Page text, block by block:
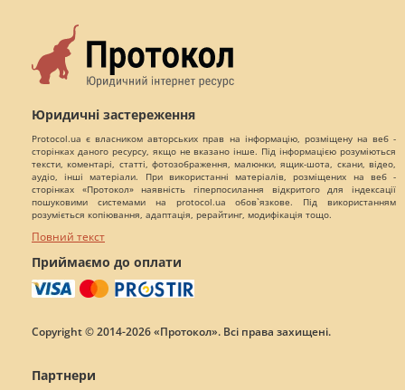
Юридичні застереження
Protocol.ua є власником авторських прав на інформацію, розміщену на веб -
сторінках даного ресурсу, якщо не вказано інше. Під інформацією розуміються
тексти, коментарі, статті, фотозображення, малюнки, ящик-шота, скани, відео,
аудіо, інші матеріали. При використанні матеріалів, розміщених на веб -
сторінках «Протокол» наявність гіперпосилання відкритого для індексації
пошуковими системами на protocol.ua обов`язкове. Під використанням
розуміється копіювання, адаптація, рерайтинг, модифікація тощо.
Повний текст
Приймаємо до оплати
Copyright © 2014-2026 «Протокол». Всі права захищені.
Партнери